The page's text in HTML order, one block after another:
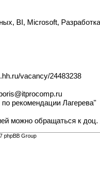
BI, Microsoft,
vacancy/24483238
рекомендации Лагерева"
можно обращаться к доц.
phpBB Group